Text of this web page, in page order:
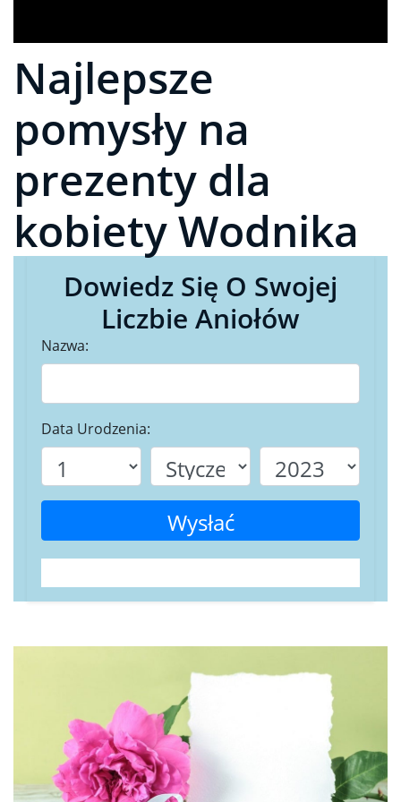
Najlepsze
pomysły na
prezenty dla
kobiety Wodnika
Dowiedz Się O Swojej
Liczbie Aniołów
Nazwa:
Data Urodzenia:
Wysłać